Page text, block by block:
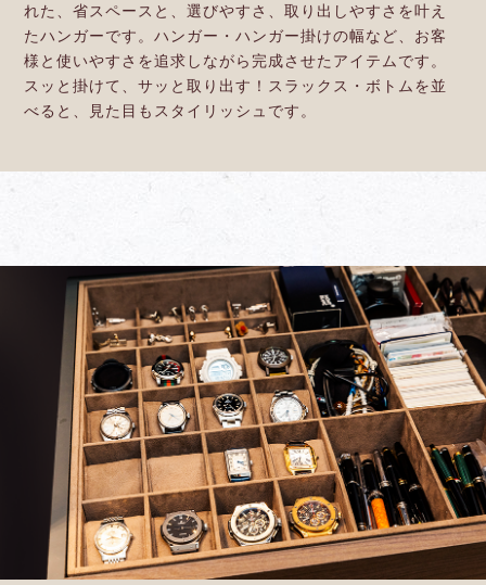
れた、省スペースと、選びやすさ、取り出しやすさを叶え
たハンガーです。ハンガー・ハンガー掛けの幅など、お客
様と使いやすさを追求しながら完成させたアイテムです。
スッと掛けて、サッと取り出す！スラックス・ボトムを並
べると、見た目もスタイリッシュです。